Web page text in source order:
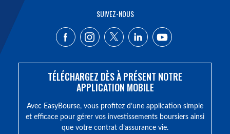
SUIVEZ-NOUS
TÉLÉCHARGEZ DÈS À PRÉSENT NOTRE
APPLICATION MOBILE
Avec EasyBourse, vous profitez d’une application simple
et efficace pour gérer vos investissements boursiers ainsi
que votre contrat d’assurance vie.